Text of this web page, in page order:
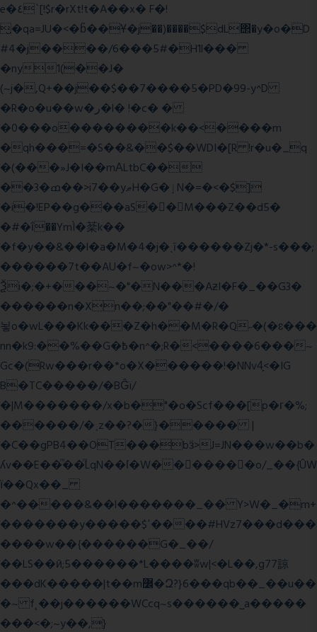
e�٤`[!$r�rXt!t�A��x� F�!
̮�qa=JU�<�b̃��Ұ�j��)����$dL΢�y�o�D
#4�j����/6���5#�H1l���
�ny1(��J�
(~j�,Q+��j��$��7����5�PD�99-y^D
�R�o�u��w�ر�l� !�c� �
�0���o��������k��<����m
�qh���=�S��&��$��WDI�[R !r�u�_q
�(���»J�I��mΑLtbC��
��3�ߘ��>i7��yޠH�G�ٳN�=�<�$]
�i�!EP��g���aS��M���Z��d5�
�#�ΐ��YmÌ�棻k��
�f�y��&��l�a�M�4�j�ˎī������Zj�*-s���;
������7t� �AU�f~�ow>^*�!
Ѯi�;�+���~�"�N���AƶI�F�_��G3�
������n�Xn��;��"��#�/�
뇧o�wL���Kk���Z�h��M�R�Q˶�(�ɛ���
nn�k9:��%��G�߿�n^�;R�<����6���~
Gc�(Rw���r��*o�X������!�NNv4̙<�IG
B�TC�����/�BĜï/
�|M�������/x�b�"�o�Scf���[p�г�%;
������/�˱z��?�}����� |
�C��gPB4��OT���bӟ>J=JN���w��b�
ʎv��E��ͫ��ͫLqN��ſ�W���ً����o/_��{ÛW
ї��Qx��_
�^�����&��l�������_�� Y>W�_�m+
�������y�����$ߵ����#HVz7���d���
����w��{������G�_��/
��LS��ӣ;5������*L����ʬw|<�L��,g77諒
���dK�����|t��m߼�Զ?}6���qb��_��u��
�~ f˛��j������WCcq~s������˽a�����
���<�;~y��,}